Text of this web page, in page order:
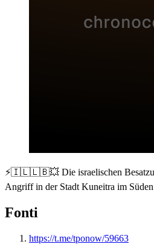
⚡️🇮🇱🇱🇧💥 Die israelischen
Angriff in der Stadt Kuneitra im
Fonti
https://t.me/tponow/59663